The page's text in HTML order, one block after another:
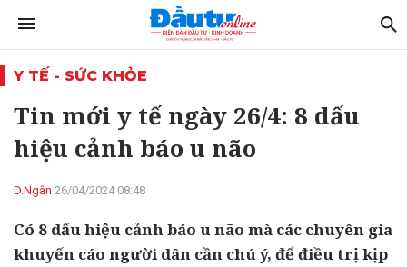
Y TẾ - SỨC KHỎE
Tin mới y tế ngày 26/4: 8 dấu
hiệu cảnh báo u não
D.Ngân 26/04/2024 08:48
Có 8 dấu hiệu cảnh báo u não mà các chuyên gia
khuyến cáo người dân cần chú ý, để điều trị kịp